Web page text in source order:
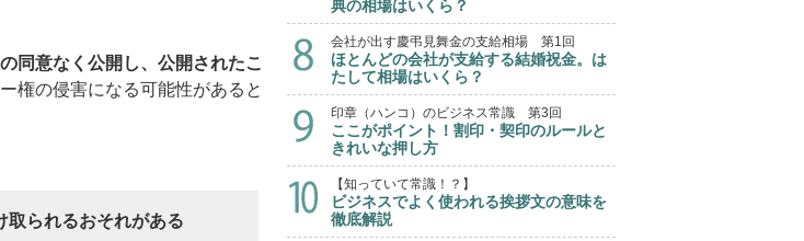
同意なく公開し、公開されたこ
権の侵害になる可能性があると
られるおそれがある
典の相場はいくら？
会社が出す慶弔見舞金の支給相場 第1回
ほとんどの会社が支給する結婚祝金。は
たして相場はいくら？
印章（ハンコ）のビジネス常識 第3回
ここがポイント！割印・契印のルールと
きれいな押し方
【知っていて常識！？】
ビジネスでよく使われる挨拶文の意味を
徹底解説